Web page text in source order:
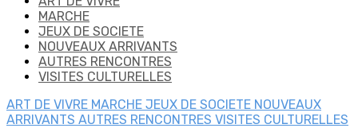
MARCHE
JEUX DE SOCIETE
NOUVEAUX ARRIVANTS
AUTRES RENCONTRES
VISITES CULTURELLES
ART DE VIVRE MARCHE JEUX DE SOCIETE NOUVEAUX
ARRIVANTS AUTRES RENCONTRES VISITES CULTURELLES